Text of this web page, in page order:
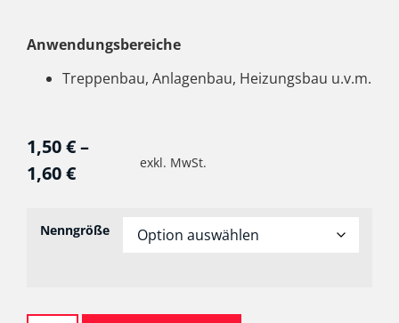
Anwendungsbereiche
Treppenbau, Anlagenbau, Heizungsbau u.v.m.
1,50€–
1,60€ exkl. MwSt.
Nenngröße